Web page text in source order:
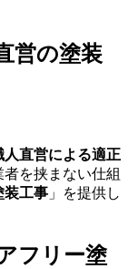
営の塗装
人直営による適正
を挟まない仕組
装工事 」を提供し
フリー塗